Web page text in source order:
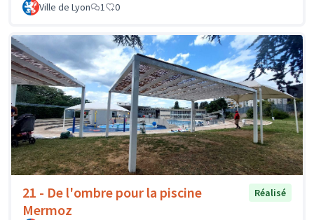
Ville de Lyon 1 0
21 - De l'ombre pour la piscine
Mermoz
Réalisé